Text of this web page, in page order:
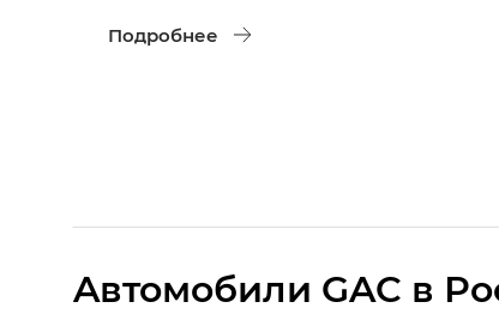
Подробнее
Aвтомобили GAC в